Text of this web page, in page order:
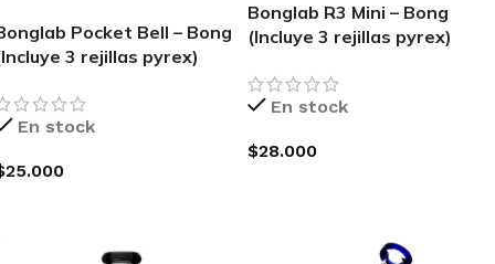
Bonglab R3 Mini – Bong
(Incluye 3 rejillas pyrex)
En stock
$28.000
Pocket Bell – Bong
3 rejillas pyrex)
En stock
25.000